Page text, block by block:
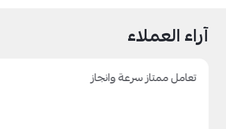
آراء العملاء
تعامل ممتاز سرعة وانجاز